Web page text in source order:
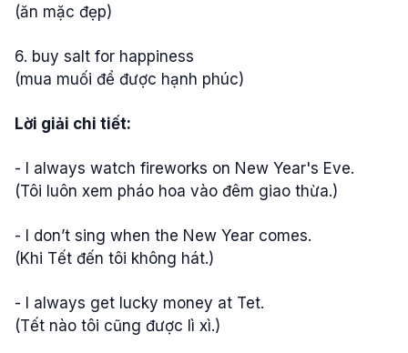
(ăn mặc đẹp)
6. buy salt for happiness
(mua muối để được hạnh phúc)
Lời giải chi tiết:
- I always watch fireworks on New Year's Eve.
(Tôi luôn xem pháo hoa vào đêm giao thừa.)
- I don’t sing when the New Year comes.
(Khi Tết đến tôi không hát.)
- I always get lucky money at Tet.
(Tết nào tôi cũng được lì xì.)